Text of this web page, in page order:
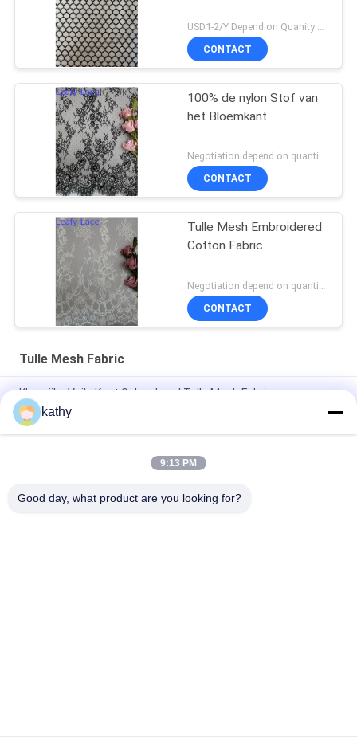
CONTACT
100% de nylon Stof van
het Bloemkant
Negotiation depend on quantity MOQ:10yards
CONTACT
Tulle Mesh Embroidered
Cotton Fabric
Negotiation depend on quantity MOQ:10yards
CONTACT
Tulle Mesh Fabric
Kleurrijke Voile Kant Geborduurd Tulle Mesh Fabric
Geborduurde het Beddegoeddoek van Tulle Mesh Fabric
Garden Flower Lace
Metaal de Drukdeklaag van Tulle Mesh Fabric Women Dress
kathy
9:13 PM
Good day, what product are you looking for?